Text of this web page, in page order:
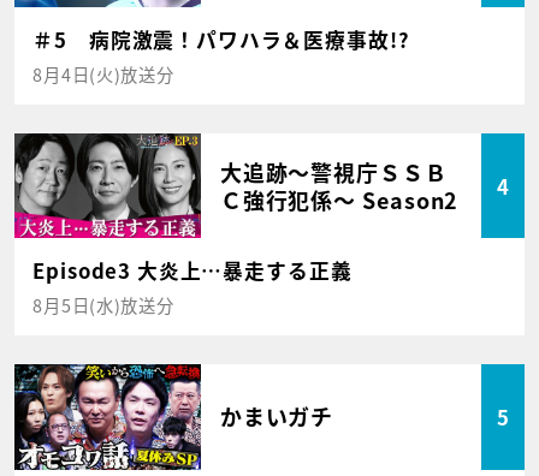
＃5 病院激震！パワハラ＆医療事故!?
8月4日(火)放送分
大追跡～警視庁ＳＳＢ
Ｃ強行犯係～ Season2
4
Episode3 大炎上…暴走する正義
8月5日(水)放送分
かまいガチ 5